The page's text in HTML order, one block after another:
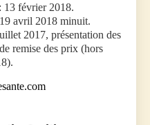
13 février 2018.
avril 2018 minuit.
2017, présentation des
remise des prix (hors